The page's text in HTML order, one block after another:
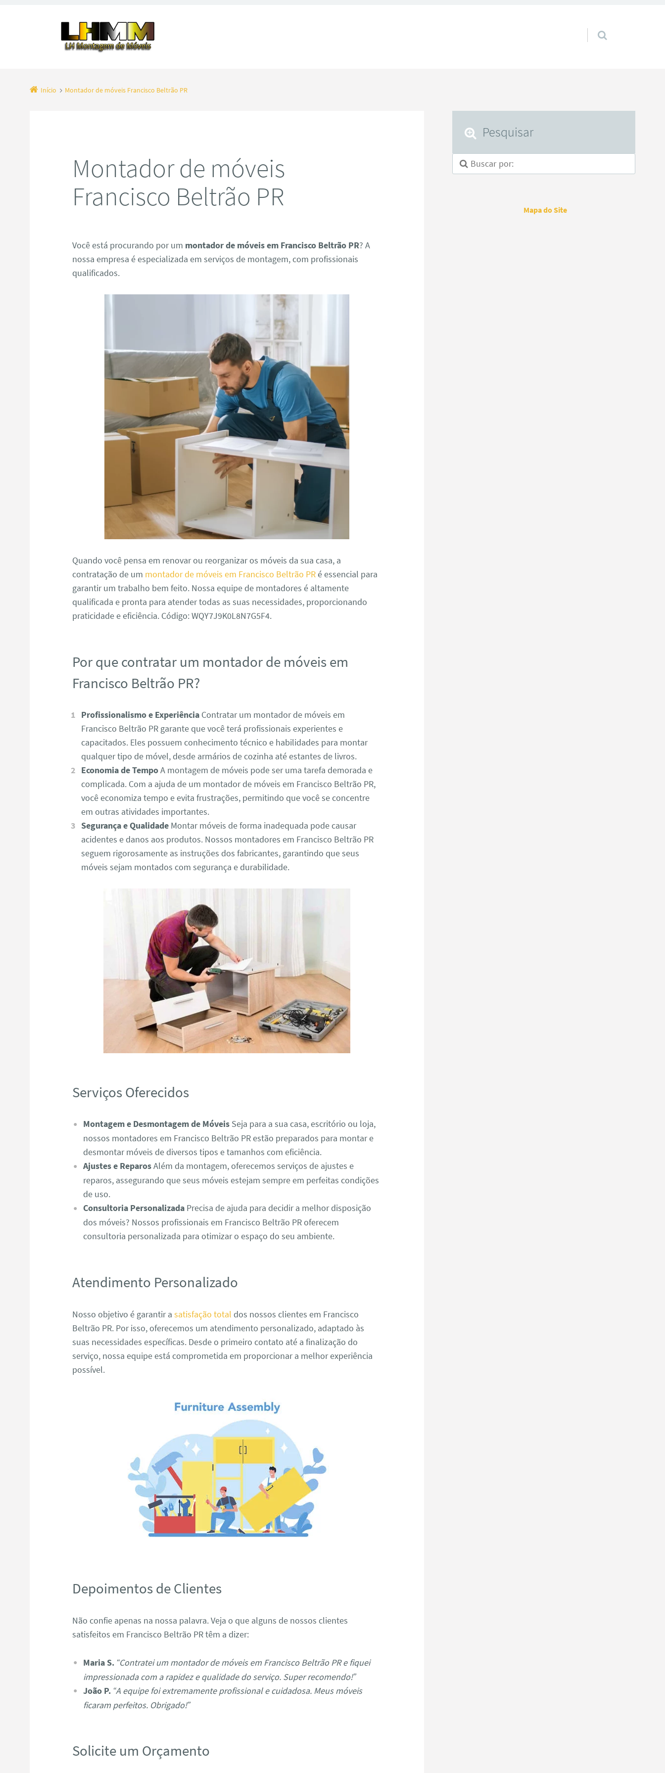
Pular para o conteúdo
Início Montador de móveis Francisco Beltrão PR
Montador de móveis
Francisco Beltrão PR
Você está procurando por um montador de móveis em Francisco Beltrão PR? A
nossa empresa é especializada em serviços de montagem, com profissionais
qualificados.
Quando você pensa em renovar ou reorganizar os móveis da sua casa, a
contratação de um montador de móveis em Francisco Beltrão PRé essencial para
garantir um trabalho bem feito. Nossa equipe de montadores é altamente
qualificada e pronta para atender todas as suas necessidades, proporcionando
praticidade e eficiência. Código: WQY7J9K0L8N7G5F4.
Por que contratar um montador de móveis em
Francisco Beltrão PR?
Profissionalismo e ExperiênciaContratar um montador de móveis em
Francisco Beltrão PR garante que você terá profissionais experientes e
capacitados. Eles possuem conhecimento técnico e habilidades para montar
qualquer tipo de móvel, desde armários de cozinha até estantes de livros.
Economia de TempoA montagem de móveis pode ser uma tarefa demorada e
complicada. Com a ajuda de um montador de móveis em Francisco Beltrão PR,
você economiza tempo e evita frustrações, permitindo que você se concentre
em outras atividades importantes.
Segurança e QualidadeMontar móveis de forma inadequada pode causar
acidentes e danos aos produtos. Nossos montadores em Francisco Beltrão PR
seguem rigorosamente as instruções dos fabricantes, garantindo que seus
móveis sejam montados com segurança e durabilidade.
Serviços Oferecidos
Montagem e Desmontagem de MóveisSeja para a sua casa, escritório ou loja,
nossos montadores em Francisco Beltrão PR estão preparados para montar e
desmontar móveis de diversos tipos e tamanhos com eficiência.
Ajustes e ReparosAlém da montagem, oferecemos serviços de ajustes e
reparos, assegurando que seus móveis estejam sempre em perfeitas condições
de uso.
Consultoria PersonalizadaPrecisa de ajuda para decidir a melhor disposição
dos móveis? Nossos profissionais em Francisco Beltrão PR oferecem
consultoria personalizada para otimizar o espaço do seu ambiente.
Atendimento Personalizado
Nosso objetivo é garantir asatisfação total dos nossos clientes em Francisco
Beltrão PR. Por isso, oferecemos um atendimento personalizado, adaptado às
suas necessidades específicas. Desde o primeiro contato até a finalização do
serviço, nossa equipe está comprometida em proporcionar a melhor experiência
possível.
Depoimentos de Clientes
Não confie apenas na nossa palavra. Veja o que alguns de nossos clientes
satisfeitos em Francisco Beltrão PR têm a dizer:
Maria S. “Contratei um montador de móveis em Francisco Beltrão PR e fiquei
impressionada com a rapidez e qualidade do serviço. Super recomendo!”
João P. “A equipe foi extremamente profissional e cuidadosa. Meus móveis
ficaram perfeitos. Obrigado!”
Solicite um Orçamento
Pesquisar
Mapa do Site